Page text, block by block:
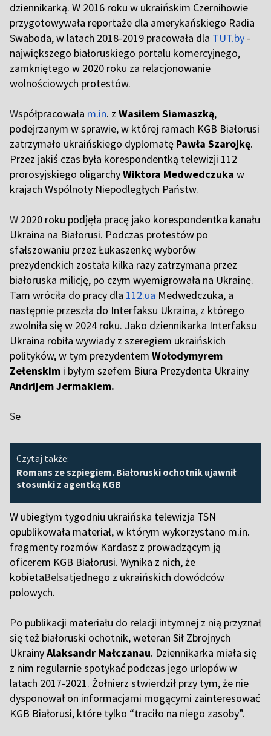
dziennikarką. W 2016 roku w ukraińskim Czernihowie
przygotowywała reportaże dla amerykańskiego Radia
Swaboda, w latach 2018-2019 pracowała dla TUT.by -
największego białoruskiego portalu komercyjnego,
zamkniętego w 2020 roku za relacjonowanie
wolnościowych protestów.
Współpracowała m.in. z Wasilem Siamaszką,
podejrzanym w sprawie, w której ramach KGB Białorusi
zatrzymało ukraińskiego dyplomatę Pawła Szarojkę.
Przez jakiś czas była korespondentką telewizji 112
prorosyjskiego oligarchyWiktora Medwedczuka w
krajach Wspólnoty Niepodległych Państw.
W 2020 roku podjęła pracę jako korespondentka kanału
Ukraina na Białorusi. Podczas protestów po
sfałszowaniu przez Łukaszenkę wyborów
prezydenckich została kilka razy zatrzymana przez
białoruska milicję, po czym wyemigrowała na Ukrainę.
Tam wróciła do pracy dla 112.ua Medwedczuka, a
następnie przeszła do Interfaksu Ukraina, z którego
zwolniła się w 2024 roku. Jako dziennikarka Interfaksu
Ukraina robiła wywiady z szeregiem ukraińskich
polityków, w tym prezydentem Wołodymyrem
Zełenskim i byłym szefem Biura Prezydenta Ukrainy
Andrijem Jermakiem.
Se
Czytaj także:
Romans ze szpiegiem. Białoruski ochotnik ujawnił
stosunki z agentką KGB
W ubiegłym tygodniu ukraińska telewizja TSN
opublikowała materiał, w którym wykorzystano m.in.
fragmenty rozmów Kardasz z prowadzącym ją
oficerem KGB Białorusi. Wynika z nich, że
kobietaBelsatjednego z ukraińskich dowódców
polowych.
Po publikacji materiału do relacji intymnej z nią przyznał
się też białoruski ochotnik, weteran Sił Zbrojnych
UkrainyAlaksandr Małczanau. Dziennikarka miała się
z nim regularnie spotykać podczas jego urlopów w
latach 2017-2021. Żołnierz stwierdził przy tym, że nie
dysponował on informacjami mogącymi zainteresować
KGB Białorusi, które tylko “traciło na niego zasoby”.